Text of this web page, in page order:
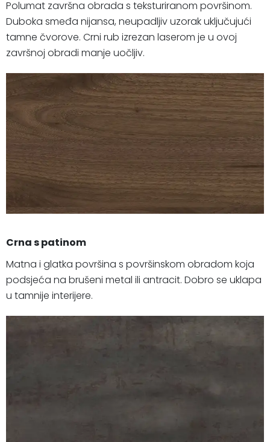
Polumat završna obrada s teksturiranom površinom.
Duboka smeđa nijansa, neupadljiv uzorak uključujući
tamne čvorove. Crni rub izrezan laserom je u ovoj
završnoj obradi manje uočljiv.
Crna s patinom
Matna i glatka površina s površinskom obradom koja
podsjeća na brušeni metal ili antracit. Dobro se uklapa
u tamnije interijere.